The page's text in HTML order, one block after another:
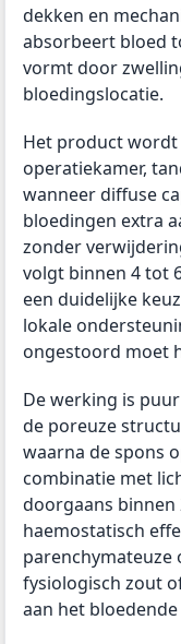
dekken en
absorbeert bloed
vormt door
bloedingslocatie.
Het product wordt
operatiekamer,
wanneer diffuse
bloedingen extra
zonder
volgt binnen 4 tot
een duidelijke
lokale
ongestoord moet
De werking is
de poreuze
waarna de spons
combinatie met
doorgaans binnen
haemostatisch
parenchymateuze
fysiologisch zout
aan het